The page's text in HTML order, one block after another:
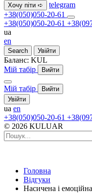
Хочу піти ➪
telegram
+38(050)050-20-61
+38(050)050-20-61
ua
en
Search Увійти
Баланс: KUL
Мій табір
Вийти
Мій табір
Вийти
Увійти
ua en
+38(050)050-20-61
© 2026 KULUAR
Головна
Відгуки
Насичена і